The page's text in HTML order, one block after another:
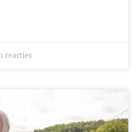
reacties